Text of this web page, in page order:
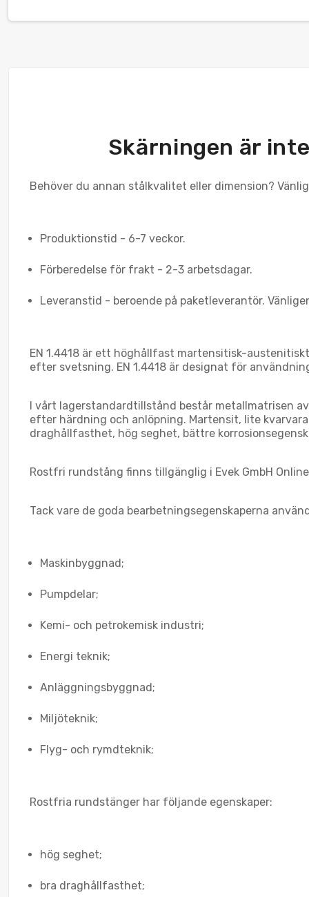
Skärningen är
Behöver du annan stålkvalitet eller dimension?
Produktionstid - 6-7 veckor.
Förberedelse för frakt - 2-3 arbetsdagar.
Leveranstid - beroende på paketleverantör.
EN 1.4418 är ett höghållfast martensitisk-
efter svetsning. EN 1.4418 är designat för
I vårt lagerstandardtillstånd består metallmatrisen
efter härdning och anlöpning. Martensit, lite
draghållfasthet, hög seghet, bättre
Rostfri rundstång finns tillgänglig i Evek GmbH
Tack vare de goda bearbetningsegenskaperna
Maskinbyggnad;
Pumpdelar;
Kemi- och petrokemisk industri;
Energi teknik;
Anläggningsbyggnad;
Miljöteknik;
Flyg- och rymdteknik;
Rostfria rundstänger har följande egenskaper:
hög seghet;
bra draghållfasthet;